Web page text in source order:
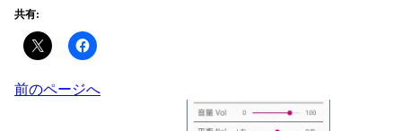
共有:
投
前のページへ